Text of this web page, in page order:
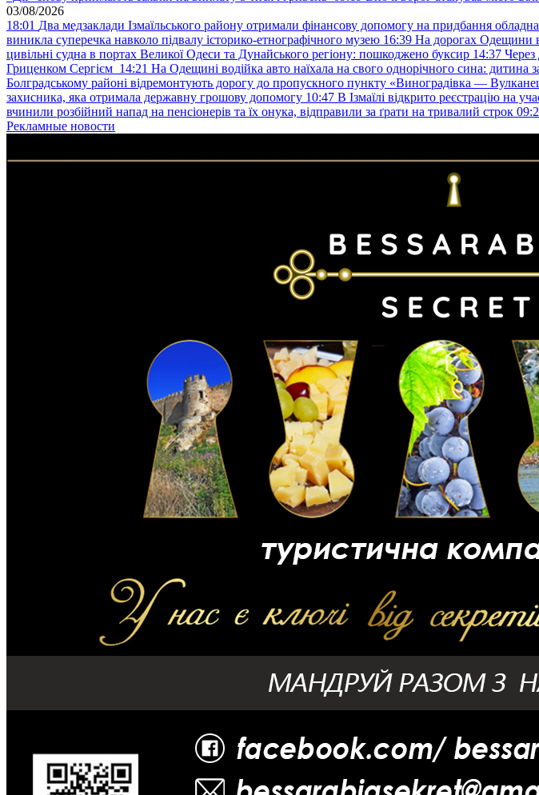
03/08/2026
18:01 Два медзаклади Ізмаїльського району отримали фінансову допомогу на придбання
виникла суперечка навколо підвалу історико-етнографічного музею 16:39 На дорогах Одещини
цивільні судна в портах Великої Одеси та Дунайського регіону: пошкоджено буксир 14:37 Через
Гриценком Сергієм 14:21 На Одещині водійка авто наїхала на свого однорічного сина: дитина
Болградському районі відремонтують дорогу до пропускного пункту «Виноградівка —
захисника, яка отримала державну грошову допомогу 10:47 В Ізмаїлі відкрито реєстрацію на
вчинили розбійний напад на пенсіонерів та їх онука, відправили за ґрати на тривалий строк
Рекламные новости